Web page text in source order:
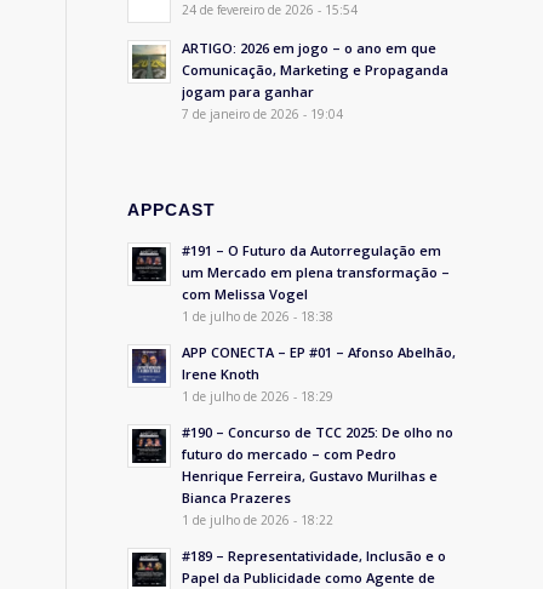
24 de fevereiro de 2026 - 15:54
ARTIGO: 2026 em jogo – o ano em que
Comunicação, Marketing e Propaganda
jogam para ganhar
7 de janeiro de 2026 - 19:04
APPCAST
#191 – O Futuro da Autorregulação em
um Mercado em plena transformação –
com Melissa Vogel
1 de julho de 2026 - 18:38
APP CONECTA – EP #01 – Afonso Abelhão,
Irene Knoth
1 de julho de 2026 - 18:29
#190 – Concurso de TCC 2025: De olho no
futuro do mercado – com Pedro
Henrique Ferreira, Gustavo Murilhas e
Bianca Prazeres
1 de julho de 2026 - 18:22
#189 – Representatividade, Inclusão e o
Papel da Publicidade como Agente de